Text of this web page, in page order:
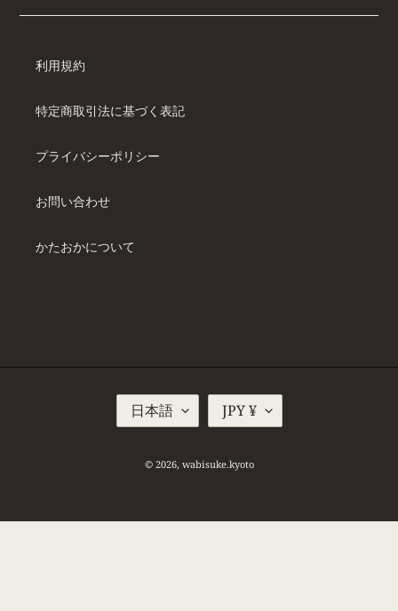
利用規約
特定商取引法に基づく表記
プライバシーポリシー
お問い合わせ
かたおかについて
言
語日本語
通
貨JPY ¥
© 2026, wabisuke.kyoto